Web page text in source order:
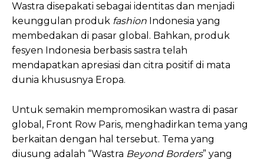
Wastra disepakati sebagai identitas dan menjadi
keunggulan produk fashion Indonesia yang
membedakan di pasar global. Bahkan, produk
fesyen Indonesia berbasis sastra telah
mendapatkan apresiasi dan citra positif di mata
dunia khususnya Eropa.
Untuk semakin mempromosikan wastra di pasar
global, Front Row Paris, menghadirkan tema yang
berkaitan dengan hal tersebut. Tema yang
diusung adalah “Wastra Beyond Borders” yang